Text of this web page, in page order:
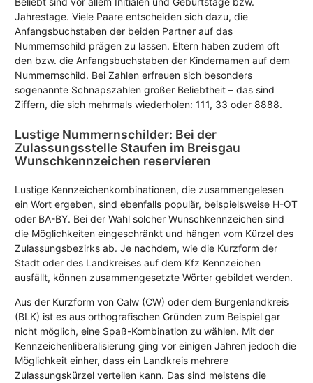
Jahrestage. Viele Paare entscheiden sich dazu, die
Anfangsbuchstaben der beiden Partner auf das
Nummernschild prägen zu lassen. Eltern haben zudem oft
den bzw. die Anfangsbuchstaben der Kindernamen auf dem
Nummernschild. Bei Zahlen erfreuen sich besonders
sogenannte Schnapszahlen großer Beliebtheit – das sind
Ziffern, die sich mehrmals wiederholen: 111, 33 oder 8888.
Lustige Nummernschilder: Bei der
Zulassungsstelle Staufen im Breisgau
Wunschkennzeichen reservieren
Lustige Kennzeichenkombinationen, die zusammengelesen
ein Wort ergeben, sind ebenfalls populär, beispielsweise H-OT
oder BA-BY. Bei der Wahl solcher Wunschkennzeichen sind
die Möglichkeiten eingeschränkt und hängen vom Kürzel des
Zulassungsbezirks ab. Je nachdem, wie die Kurzform der
Stadt oder des Landkreises auf dem Kfz Kennzeichen
ausfällt, können zusammengesetzte Wörter gebildet werden.
Aus der Kurzform von Calw (CW) oder dem Burgenlandkreis
(BLK) ist es aus orthografischen Gründen zum Beispiel gar
nicht möglich, eine Spaß-Kombination zu wählen. Mit der
Kennzeichenliberalisierung ging vor einigen Jahren jedoch die
Möglichkeit einher, dass ein Landkreis mehrere
Zulassungskürzel verteilen kann. Das sind meistens die